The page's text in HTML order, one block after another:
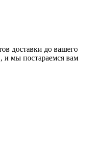
доставки до вашего
и мы постараемся вам